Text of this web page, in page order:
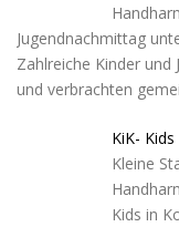
Jugendnachmittag
Zahlreiche Kinder und
und verbrachten
KiK-
Kleine
Kids in